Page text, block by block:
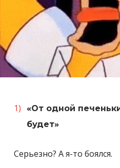
«От одной
будет»
Серьезно? А я-то боялся.